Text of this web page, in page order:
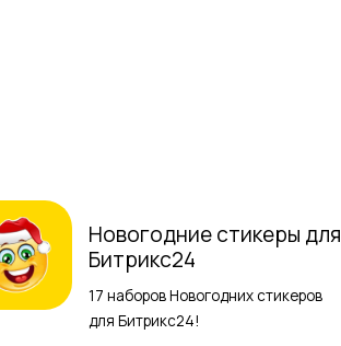
Новогодние стикеры для
Битрикс24
17 наборов Новогодних стикеров
для Битрикс24!